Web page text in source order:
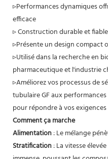
▹Performances dynamiques
efficace
▹ Construction durable et
▹Présente un design compact
▹Utilisé dans la recherche en
pharmaceutique et l'industrie
▹Améliorez vos processus de
tubulaire GF aux
pour répondre à vos
Comment ça marche
Alimentation: Le mélange
Stratification: La vitesse